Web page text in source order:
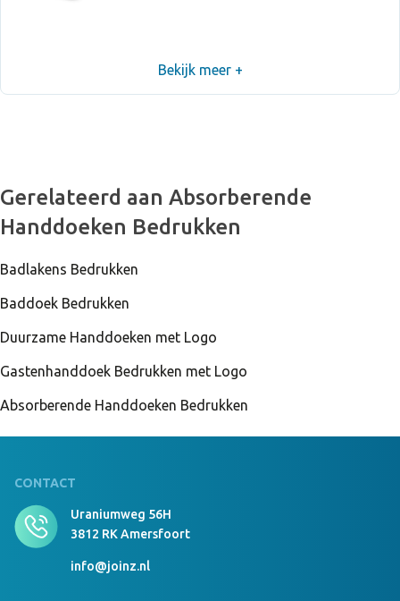
11000 Stuks Op Voorraad
Absorberende Handdoek Kefan
Absorberende Handdoek Kefan
Absorberende Handdoek Kefan
Bekijk meer +
Gerelateerd aan Absorberende
Handdoeken Bedrukken
Badlakens Bedrukken
Baddoek Bedrukken
Duurzame Handdoeken met Logo
Gastenhanddoek Bedrukken met Logo
Absorberende Handdoeken Bedrukken
CONTACT
Uraniumweg 56H
3812 RK Amersfoort
info@joinz.nl